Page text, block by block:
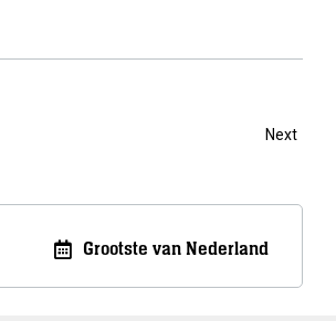
Next
Grootste van Nederland